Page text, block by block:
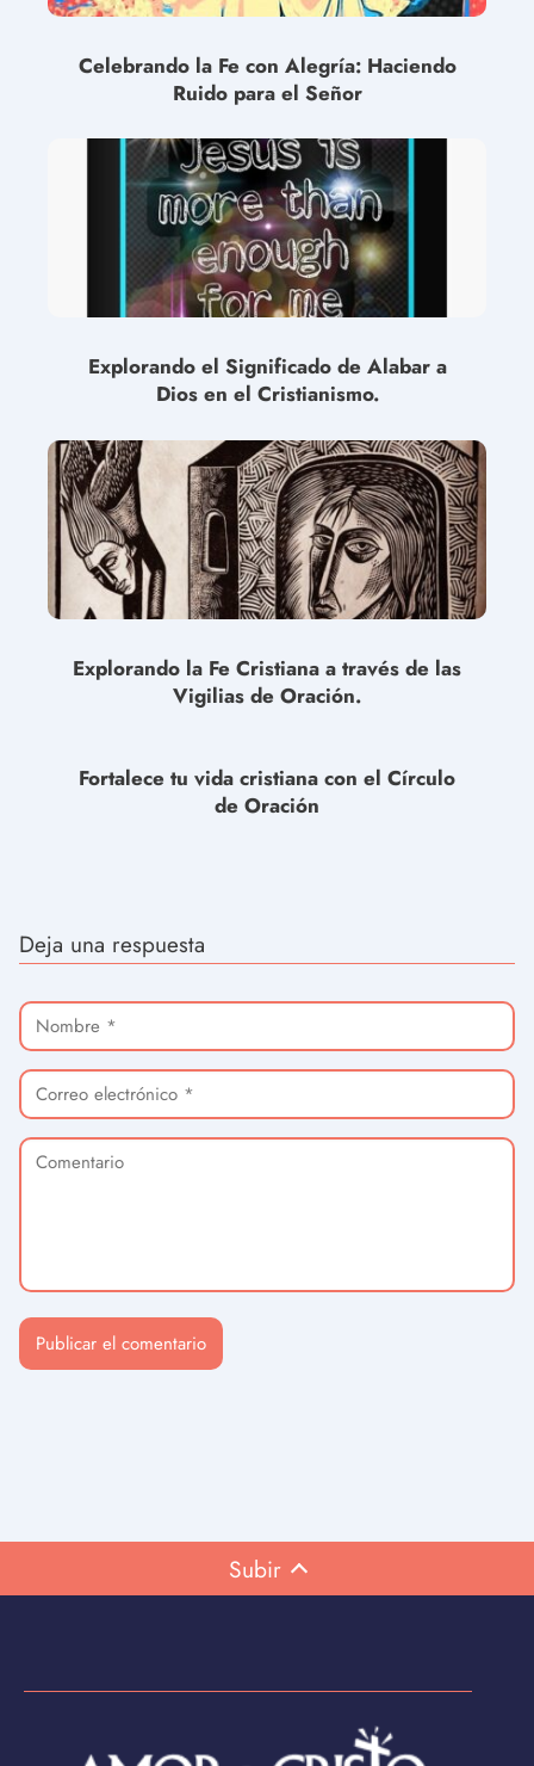
Celebrando la Fe con Alegría: Haciendo
Ruido para el Señor
Explorando el Significado de Alabar a
Dios en el Cristianismo.
Explorando la Fe Cristiana a través de las
Vigilias de Oración.
Fortalece tu vida cristiana con el Círculo
de Oración
Deja una respuesta
Subir